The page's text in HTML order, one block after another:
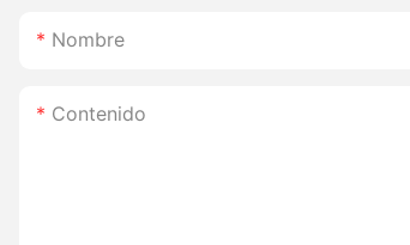
Nombre
Contenido